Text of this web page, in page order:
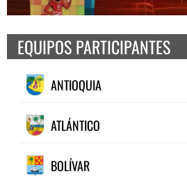
EQUIPOS PARTICIPANTES
ANTIOQUIA
ATLÁNTICO
BOLÍVAR